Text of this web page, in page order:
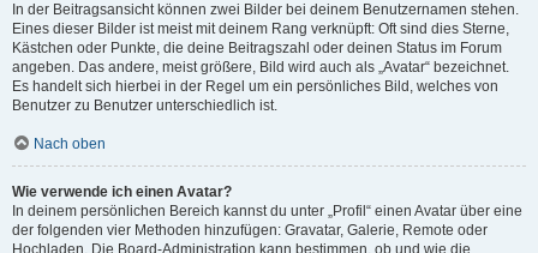
In der Beitragsansicht können zwei Bilder bei deinem Benutzernamen stehen.
Eines dieser Bilder ist meist mit deinem Rang verknüpft: Oft sind dies Sterne,
Kästchen oder Punkte, die deine Beitragszahl oder deinen Status im Forum
angeben. Das andere, meist größere, Bild wird auch als „Avatar“ bezeichnet.
Es handelt sich hierbei in der Regel um ein persönliches Bild, welches von
Benutzer zu Benutzer unterschiedlich ist.
Nach oben
Wie verwende ich einen Avatar?
In deinem persönlichen Bereich kannst du unter „Profil“ einen Avatar über eine
der folgenden vier Methoden hinzufügen: Gravatar, Galerie, Remote oder
Hochladen. Die Board-Administration kann bestimmen, ob und wie die